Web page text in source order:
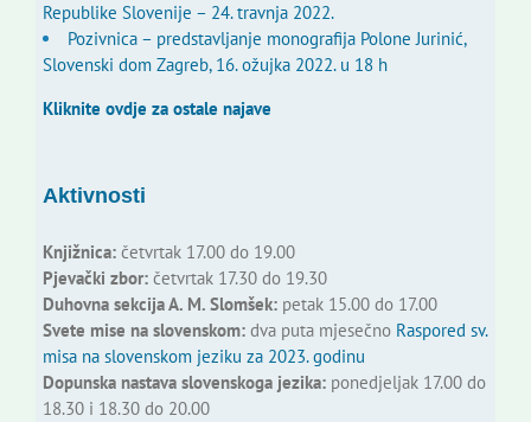
Republike Slovenije – 24. travnja 2022.
Pozivnica – predstavljanje monografija Polone Jurinić,
Slovenski dom Zagreb, 16. ožujka 2022. u 18 h
Kliknite ovdje za ostale najave
Aktivnosti
Knjižnica:četvrtak 17.00 do 19.00
Pjevački zbor:četvrtak 17.30 do 19.30
Duhovna sekcija A. M. Slomšek:petak 15.00 do 17.00
Svete mise na slovenskom:dva puta mjesečno Raspored sv.
misa na slovenskom jeziku za 2023. godinu
Dopunska nastava slovenskoga jezika:ponedjeljak 17.00 do
18.30 i 18.30 do 20.00